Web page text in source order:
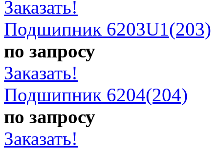
Заказать!
Подшипник 6203U1(203)
по запросу
Заказать!
Подшипник 6204(204)
по запросу
Заказать!